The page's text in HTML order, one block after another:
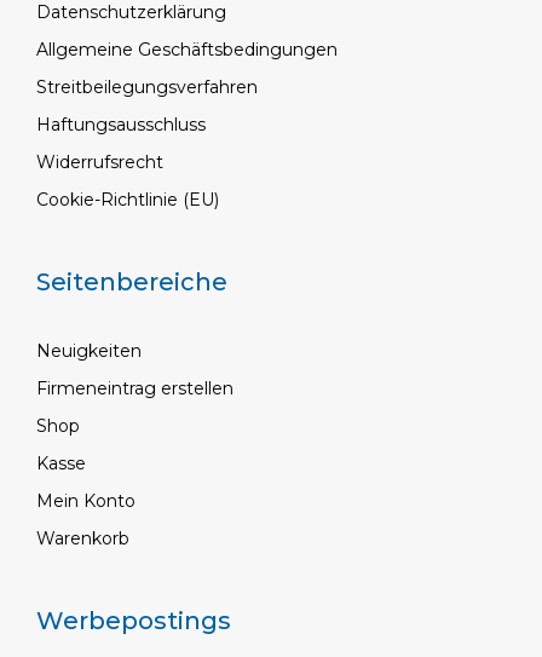
Datenschutzerklärung
Allgemeine Geschäftsbedingungen
Streitbeilegungsverfahren
Haftungsausschluss
Widerrufsrecht
Cookie-Richtlinie (EU)
Seitenbereiche
Neuigkeiten
Firmeneintrag erstellen
Shop
Kasse
Mein Konto
Warenkorb
Werbepostings